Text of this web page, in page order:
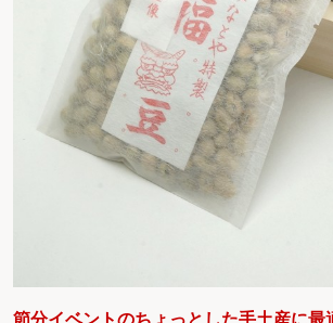
節分イベントのちょっとした手土産に最